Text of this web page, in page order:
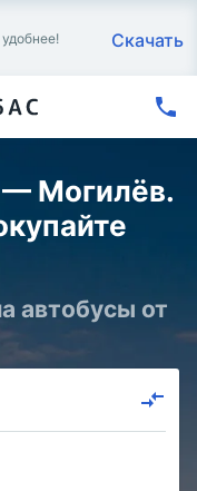
Скачать
— Могилёв.
автобусы от